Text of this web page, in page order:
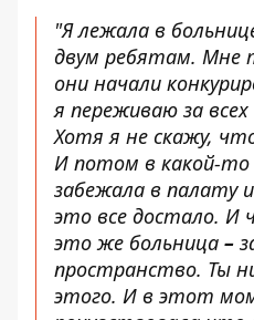
"Я лежала в
двум ребятам. Мне
они начали
я переживаю за
Хотя я не скажу,
И потом в какой-
забежала в палату
это все достало. И
это же больница –
пространство. Ты
этого. И в этот